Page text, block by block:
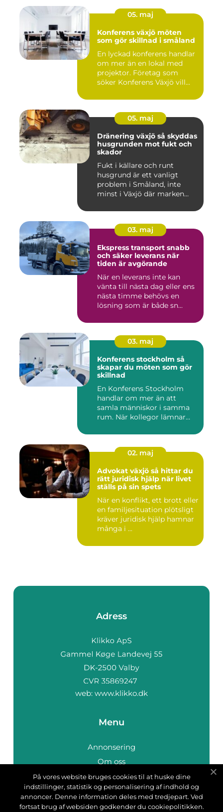
05. maj
Konferens växjö möten
som gör skillnad i småland
En lyckad konferens handlar
om mer än en lokal med
projektor. Företag som
söker Konferens Växjö vill...
05. maj
Dränering växjö så skyddas
husgrunden mot fukt och
skador
Fukt i källare och runt
husgrund är ett vanligt
problem i Småland, inte
minst i Växjö där marken
03. maj
Ekspress transport snabb
och säker leverans när
tiden är avgörande
När en leverans inte kan
vänta till nästa dag eller ens
nästa timme behövs en
lösning som är både sn...
03. maj
Konferens stockholm så
skapar du möten som gör
skillnad
En Konferens Stockholm
handlar om mer än att
samla människor i samma
rum. När kollegor lämnar
02. maj
Advokat växjö så hittar du
rätt juridisk hjälp när livet
ställs på sin spets
När en konflikt, ett brott eller
en familjesituation plötsligt
kräver juridisk hjälp hamnar
många i ...
Adress
web: www.klikko.dk
Menu
Annonsering
Om oss
Cookies
Kontakta oss
Sitemap
På vores website bruges cookies til at huske dine
indstillinger, statistik og personalisering af indhold og
annoncer. Denne information deles med tredjepart. Ved
fortsat brug af websiden godkender du cookiepolitikken.